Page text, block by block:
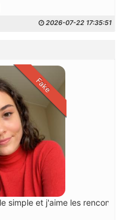
2026-07-22 17:35:51
Fake
simple et j'aime les rencontres